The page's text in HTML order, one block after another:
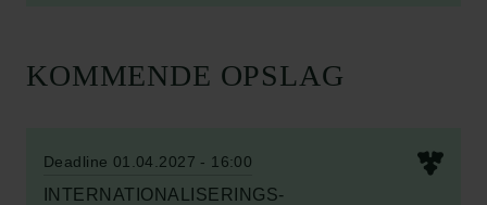
KOMMENDE OPSLAG
Deadline 01.04.2027 - 16:00
INTERNATIONALISERINGS-